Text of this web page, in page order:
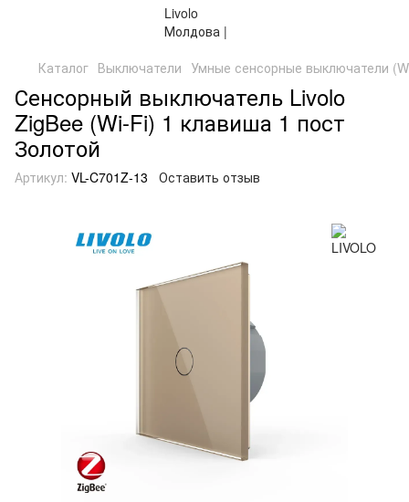
Каталог Выключатели Умные сенсорные выключатели
Сенсорный выключатель Livolo
ZigBee (Wi-Fi) 1 клавиша 1 пост
Золотой
Артикул: VL-C701Z-13 Оставить отзыв